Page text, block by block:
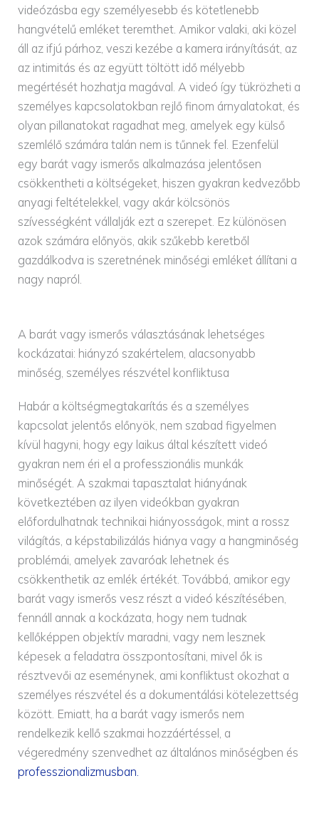
videózásba egy személyesebb és kötetlenebb
hangvételű emléket teremthet. Amikor valaki, aki közel
áll az ifjú párhoz, veszi kezébe a kamera irányítását, az
az intimitás és az együtt töltött idő mélyebb
megértését hozhatja magával. A videó így tükrözheti a
személyes kapcsolatokban rejlő finom árnyalatokat, és
olyan pillanatokat ragadhat meg, amelyek egy külső
szemlélő számára talán nem is tűnnek fel. Ezenfelül
egy barát vagy ismerős alkalmazása jelentősen
csökkentheti a költségeket, hiszen gyakran kedvezőbb
anyagi feltételekkel, vagy akár kölcsönös
szívességként vállalják ezt a szerepet. Ez különösen
azok számára előnyös, akik szűkebb keretből
gazdálkodva is szeretnének minőségi emléket állítani a
nagy napról.
A barát vagy ismerős választásának lehetséges
kockázatai: hiányzó szakértelem, alacsonyabb
minőség, személyes részvétel konfliktusa
Habár a költségmegtakarítás és a személyes
kapcsolat jelentős előnyök, nem szabad figyelmen
kívül hagyni, hogy egy laikus által készített videó
gyakran nem éri el a professzionális munkák
minőségét. A szakmai tapasztalat hiányának
következtében az ilyen videókban gyakran
előfordulhatnak technikai hiányosságok, mint a rossz
világítás, a képstabilizálás hiánya vagy a hangminőség
problémái, amelyek zavaróak lehetnek és
csökkenthetik az emlék értékét. Továbbá, amikor egy
barát vagy ismerős vesz részt a videó készítésében,
fennáll annak a kockázata, hogy nem tudnak
kellőképpen objektív maradni, vagy nem lesznek
képesek a feladatra összpontosítani, mivel ők is
résztvevői az eseménynek, ami konfliktust okozhat a
személyes részvétel és a dokumentálási kötelezettség
között. Emiatt, ha a barát vagy ismerős nem
rendelkezik kellő szakmai hozzáértéssel, a
végeredmény szenvedhet az általános minőségben és
professzionalizmusban.